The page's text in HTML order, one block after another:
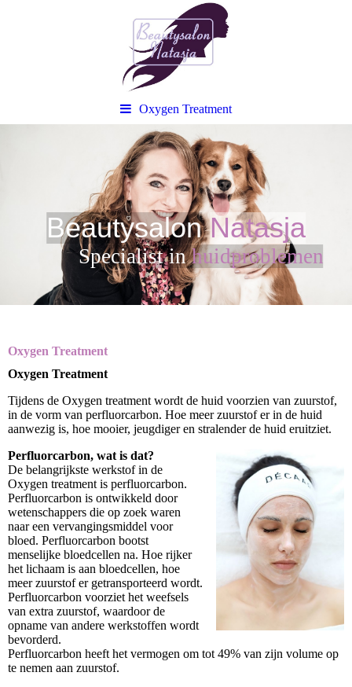
Oxygen Treatment
Beautysalon Natasja
Specialist inhuidproblemen
Oxygen Treatment
Oxygen Treatment
Tijdens de Oxygen treatment wordt de huid voorzien van zuurstof,
in de vorm van perfluorcarbon. Hoe meer zuurstof er in de huid
aanwezig is, hoe mooier, jeugdiger en stralender de huid eruitziet.
Perfluorcarbon, wat is dat?
De belangrijkste werkstof in de
Oxygen treatment is perfluorcarbon.
Perfluorcarbon is ontwikkeld door
wetenschappers die op zoek waren
naar een vervangingsmiddel voor
bloed. Perfluorcarbon bootst
menselijke bloedcellen na. Hoe rijker
het lichaam is aan bloedcellen, hoe
meer zuurstof er getransporteerd wordt.
Perfluorcarbon voorziet het weefsels
van extra zuurstof, waardoor de
opname van andere werkstoffen wordt
bevorderd.
Perfluorcarbon heeft het vermogen om tot 49% van zijn volume op
te nemen aan zuurstof.